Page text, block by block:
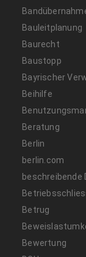
Bauleitplanung
Baurecht
Baustopp
Bayrischer
Beihilfe
Beratung
Berlin
berlin.com
beschreibende
Betrug
Bewertung